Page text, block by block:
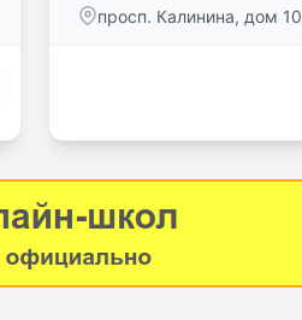
просп. Калинина, дом 10